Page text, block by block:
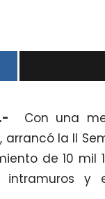
Con una
la II
de 10 mil
intramuros y